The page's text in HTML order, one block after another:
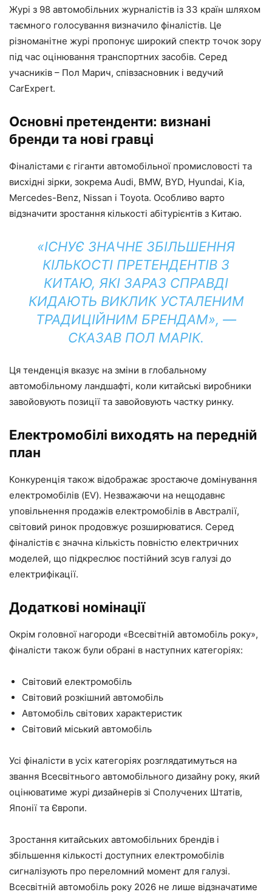
Журі з 98 автомобільних журналістів із 33 країн шляхом
таємного голосування визначило фіналістів. Це
різноманітне журі пропонує широкий спектр точок зору
під час оцінювання транспортних засобів. Серед
учасників – Пол Марич, співзасновник і ведучий
CarExpert.
Основні претенденти: визнані
бренди та нові гравці
Фіналістами є гіганти автомобільної промисловості та
висхідні зірки, зокрема Audi, BMW, BYD, Hyundai, Kia,
Mercedes-Benz, Nissan і Toyota. Особливо варто
відзначити зростання кількості абітурієнтів з Китаю.
«ІСНУЄ ЗНАЧНЕ ЗБІЛЬШЕННЯ
КІЛЬКОСТІ ПРЕТЕНДЕНТІВ З
КИТАЮ, ЯКІ ЗАРАЗ СПРАВДІ
КИДАЮТЬ ВИКЛИК УСТАЛЕНИМ
ТРАДИЦІЙНИМ БРЕНДАМ», —
СКАЗАВ ПОЛ МАРІК.
Ця тенденція вказує на зміни в глобальному
автомобільному ландшафті, коли китайські виробники
завойовують позиції та завойовують частку ринку.
Електромобілі виходять на передній
план
Конкуренція також відображає зростаюче домінування
електромобілів (EV). Незважаючи на нещодавнє
уповільнення продажів електромобілів в Австралії,
світовий ринок продовжує розширюватися. Серед
фіналістів є значна кількість повністю електричних
моделей, що підкреслює постійний зсув галузі до
електрифікації.
Додаткові номінації
Окрім головної нагороди «Всесвітній автомобіль року»,
фіналісти також були обрані в наступних категоріях:
Світовий електромобіль
Світовий розкішний автомобіль
Автомобіль світових характеристик
Світовий міський автомобіль
Усі фіналісти в усіх категоріях розглядатимуться на
звання Всесвітнього автомобільного дизайну року, який
оцінюватиме журі дизайнерів зі Сполучених Штатів,
Японії та Європи.
Зростання китайських автомобільних брендів і
збільшення кількості доступних електромобілів
сигналізують про переломний момент для галузі.
Всесвітній автомобіль року 2026 не лише відзначатиме